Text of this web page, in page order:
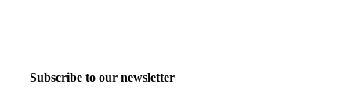
Subscribe to our newsletter